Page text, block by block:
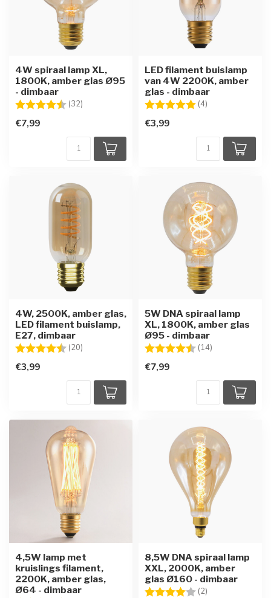
4W spiraal lamp XL,
1800K, amber glas Ø95
- dimbaar
Beoordeling: (32)
€7,99
LED filament buislamp
van 4W 2200K, amber
glas - dimbaar
Beoordeling: (4)
€3,99
4W, 2500K, amber glas,
LED filament buislamp,
E27, dimbaar
Beoordeling: (20)
€3,99
5W DNA spiraal lamp
XL, 1800K, amber glas
Ø95 - dimbaar
Beoordeling: (14)
€7,99
4,5W lamp met
kruislings filament,
2200K, amber glas,
Ø64 - dimbaar
8,5W DNA spiraal lamp
XXL, 2000K, amber
glas Ø160 - dimbaar
Beoordeling: (2)